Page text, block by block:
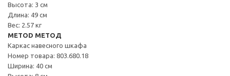
Высота: 3 см
Длина: 49 см
Вес: 2.57 кг
METOD МЕТОД
Каркас навесного шкафа
Номер товара: 803.680.18
Ширина: 40 см